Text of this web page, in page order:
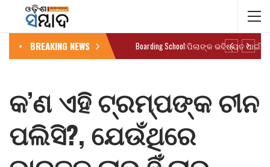
BREAKING NEWS
କ’ଣ ଏହି ଟ୍ରମ୍ପଙ୍କ ଚୀନ
ପଲିସି?, ଯେଉଁଥିରେ